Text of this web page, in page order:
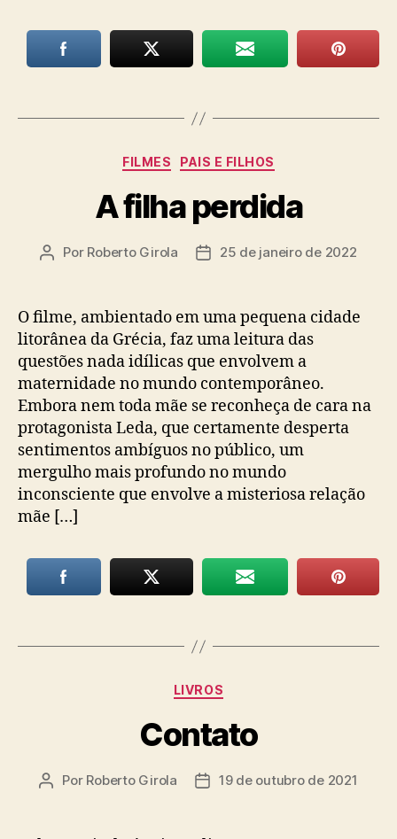
Categorias
FILMES PAIS E FILHOS
A filha perdida
Autor
Por Roberto Girola
Data25 de janeiro de 2022
O filme, ambientado em uma pequena cidade
litorânea da Grécia, faz uma leitura das
questões nada idílicas que envolvem a
maternidade no mundo contemporâneo.
Embora nem toda mãe se reconheça de cara na
protagonista Leda, que certamente desperta
sentimentos ambíguos no público, um
mergulho mais profundo no mundo
inconsciente que envolve a misteriosa relação
mãe […]
Categorias
LIVROS
Contato
Autor
Por Roberto Girola
Data19 de outubro de 2021